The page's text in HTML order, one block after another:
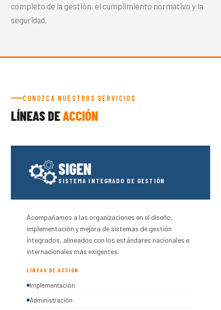
completo de la gestión, el cumplimiento normativo y la
seguridad.
CONOZCA NUESTROS SERVICIOS
LÍNEAS DEACCIÓN
SIGEN
SISTEMA INTEGRADO DE GESTIÓN
Acompañamos a las organizaciones en el diseño,
implementación y mejora de sistemas de gestión
integrados, alineados con los estándares nacionales e
internacionales más exigentes.
LÍNEAS DE ACCIÓN
Implementación
Administración